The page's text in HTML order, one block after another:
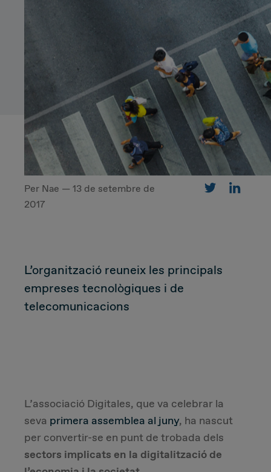
Operations Strategy
Digital Operations
Target Operating Model
Value Proposal & Strategy
Marketing Strategy
DEAL & STRATEGY
Treballadora/Constant
Esbojarrada Improvisadora
Geek Tranquil·la
Per Nae — 13 de setembre de
2017
L’organització reuneix les principals
empreses tecnològiques i de
telecomunicacions
L’associació Digitales, que va celebrar la
seva primera assemblea al juny, ha nascut
per convertir-se en punt de trobada dels
sectors implicats en la digitalització de